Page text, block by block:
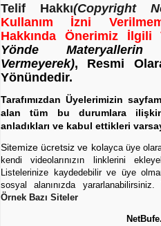
Telif Hakkı(Copyright
Kullanım İzni
Hakkında Önerimiz İlgili
Yönde Materyallerin
Vermeyerek), Resmi
Yönündedir.
Tarafımızdan Üyelerimizin
alan tüm bu durumlara
anladıkları ve kabul ettikleri
Sitemize ücretsiz ve kolayca üye
kendi videolarınızın linklerini
Listelerinize kaydedebilir ve üye
sosyal alanınızda
Örnek Bazı Siteler